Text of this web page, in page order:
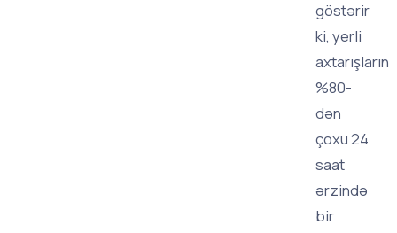
göstərir
ki, yerli
axtarışların
%80-
dən
çoxu 24
saat
ərzində
bir